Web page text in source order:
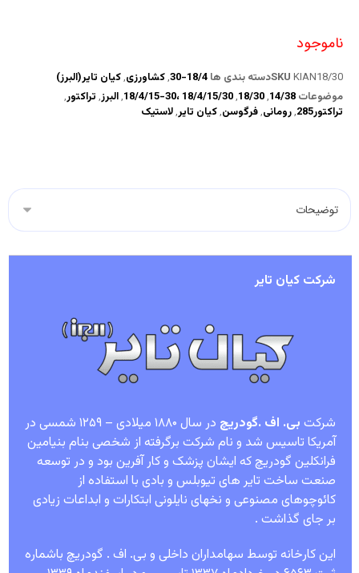
ناموجود
SKU KIAN18/30 دسته بندی ها 18/4-30
,کشاورزی,کیان تایر(البرز)
موضوعات 14/38
,
18/30
,18/4/15/30 ،30-18/4/15 ,البرز, تراکتور,
تراکتور285
,رومانی,فرگوسن,کیان تایر,لاستیک
شرکت کیان تایر
شرکت بی. اف .گودریچ
در سال ۱۸۸۰ میلادی – ۱۲۵۹ شمسی در
آمریکا تاسیس شد و نام شرکت برگرفته از شخصی بنام بنیامین
فرانکلین گودریچ که ایشان پزشک و کار آفرین بود و در توسعه
صنعت ساخت تایر های تیوبلس و بادی با استفاده از
کائوچوهای مصنوعی و نخهای نایلونی ابتکارات و ابداعات زیادی
بر جای گذاشت .
این کارخانه توسط سهامداران داخلی و بی. اف . گودریچ باشماره